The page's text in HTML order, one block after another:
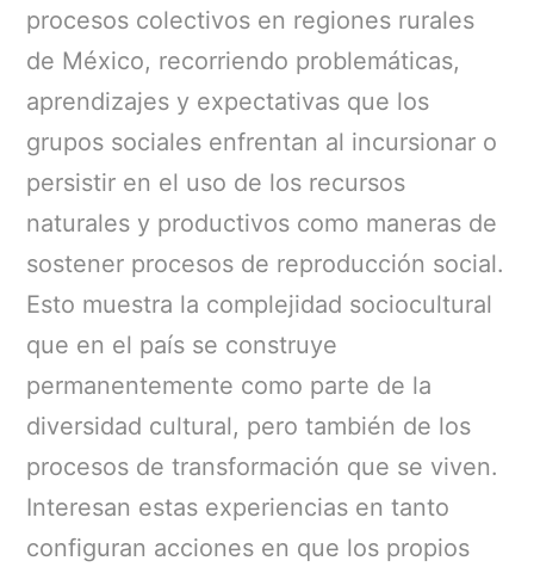
procesos colectivos en regiones rurales
de México, recorriendo problemáticas,
aprendizajes y expectativas que los
grupos sociales enfrentan al incursionar o
persistir en el uso de los recursos
naturales y productivos como maneras de
sostener procesos de reproducción social.
Esto muestra la complejidad sociocultural
que en el país se construye
permanentemente como parte de la
diversidad cultural, pero también de los
procesos de transformación que se viven.
Interesan estas experiencias en tanto
configuran acciones en que los propios